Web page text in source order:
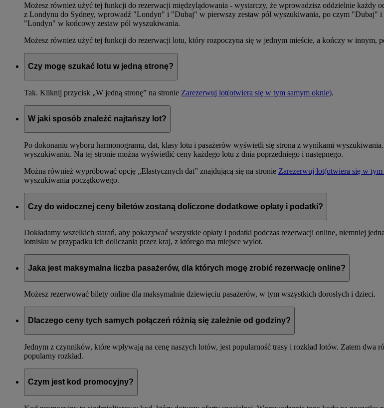
Możesz również użyć tej funkcji do rezerwacji międzylądowania - wystarczy, że wprowadzisz oddzielnie każdy
z Londynu do Sydney, wprowadź "Londyn" i "Dubaj" w pierwszy zestaw pól wyszukiwania, po czym
"Londyn" w końcowy zestaw pól wyszukiwania.
Możesz również użyć tej funkcji do rezerwacji lotu, który rozpoczyna się w jednym mieście, a kończy w innym,
Czy mogę szukać lotu w jedną stronę?
Tak. Kliknij przycisk „W jedną stronę” na stronie Zarezerwuj lot(otwiera się w tym samym oknie).
W jaki sposób znaleźć najtańszy lot?
Po dokonaniu wyboru harmonogramu, dat, klasy lotu i pasażerów wyświetli się strona z wynikami
wyszukiwaniu. Na tej stronie można wyświetlić ceny każdego lotu z dnia poprzedniego i następnego.
Można również wypróbować opcję „Elastycznych dat” znajdującą się na stronie Zarezerwuj lot(otwiera się w
wyszukiwania początkowego.
Czy do widocznej ceny biletów zostaną doliczone dodatkowe opłaty i podatki?
Dokładamy wszelkich starań, aby pokazywać wszystkie opłaty i podatki podczas rezerwacji online, niemniej
lotnisku w przypadku ich doliczania przez kraj, z którego ma miejsce wylot.
Jaka jest maksymalna liczba pasażerów, dla których mogę zrobić rezerwację online?
Możesz rezerwować bilety online dla maksymalnie dziewięciu pasażerów, w tym wszystkich dorosłych i dzieci.
Dlaczego ceny tych samych połączeń różnią się zależnie od godziny?
Jednym z czynników, które wpływają na cenę naszych lotów, jest popularność trasy i rozkład lotów. Zatem dwa
popularny rozkład.
Czym jest kod promocyjny?